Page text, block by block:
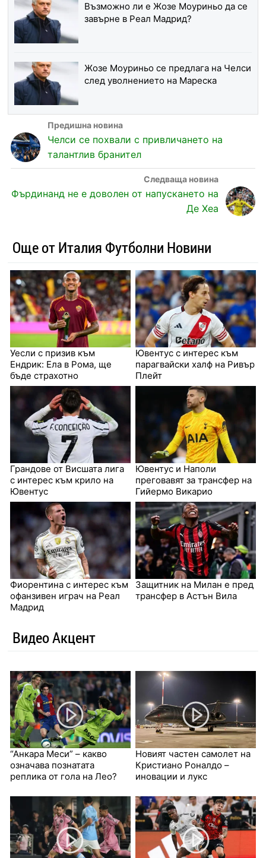
Възможно ли е Жозе Моуриньо да се
завърне в Реал Мадрид?
Жозе Моуриньо се предлага на Челси
след уволнението на Мареска
Челси се похвали с привличането на
талантлив бранител
Фърдинанд не е доволен от напускането на
Де Хеа
Още от Италия Футболни Новини
Уесли с призив към
Ендрик: Ела в Рома, ще
бъде страхотно
Ювентус с интерес към
парагвайски халф на Ривър
Плейт
Грандове от Висшата лига
с интерес към крило на
Ювентус
Ювентус и Наполи
преговавят за трансфер на
Гийермо Викарио
Фиорентина с интерес към
офанзивен играч на Реал
Мадрид
Защитник на Милан е пред
трансфер в Астън Вила
Видео Акцент
“Анкара Меси” – какво
означава познатата
реплика от гола на Лео?
Новият частен самолет на
Кристиано Роналдо –
иновации и лукс